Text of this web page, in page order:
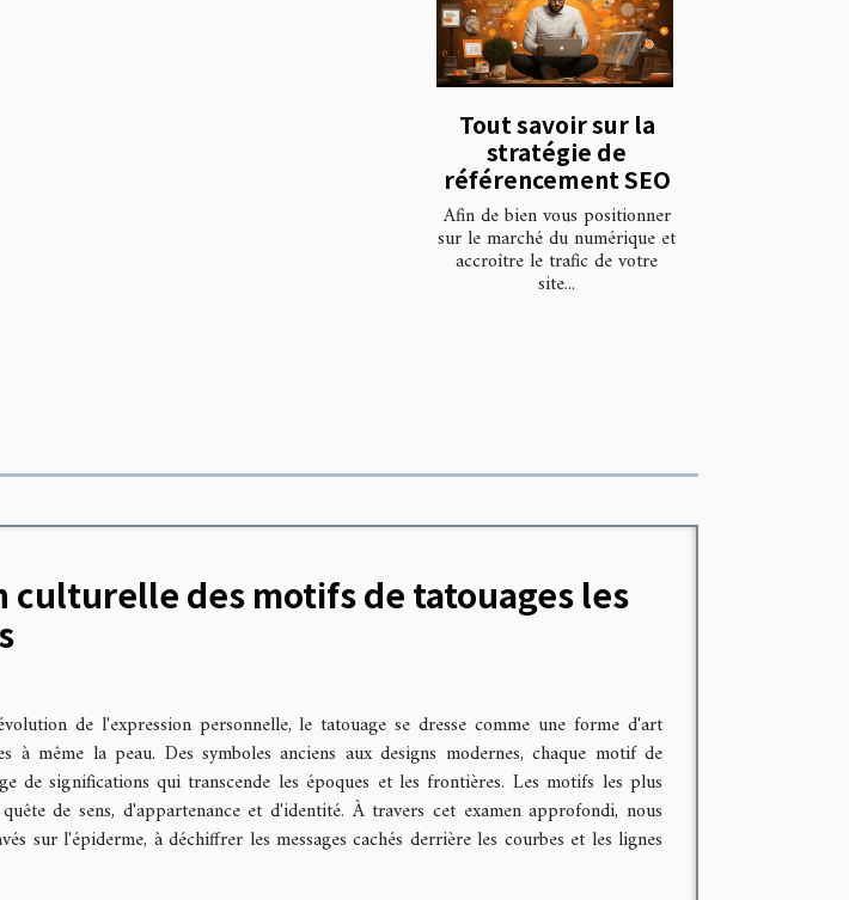
Tout savoir sur la
stratégie de
référencement SEO
Afin de bien vous positionner
sur le marché du numérique et
accroître le trafic de votre
site...
culturelle des motifs de tatouages les
de l'expression personnelle, le tatouage se dresse comme une forme d'art
même la peau. Des symboles anciens aux designs modernes, chaque motif de
de significations qui transcende les époques et les frontières. Les motifs les plus
de sens, d'appartenance et d'identité. À travers cet examen approfondi, nous
sur l'épiderme, à déchiffrer les messages cachés derrière les courbes et les lignes